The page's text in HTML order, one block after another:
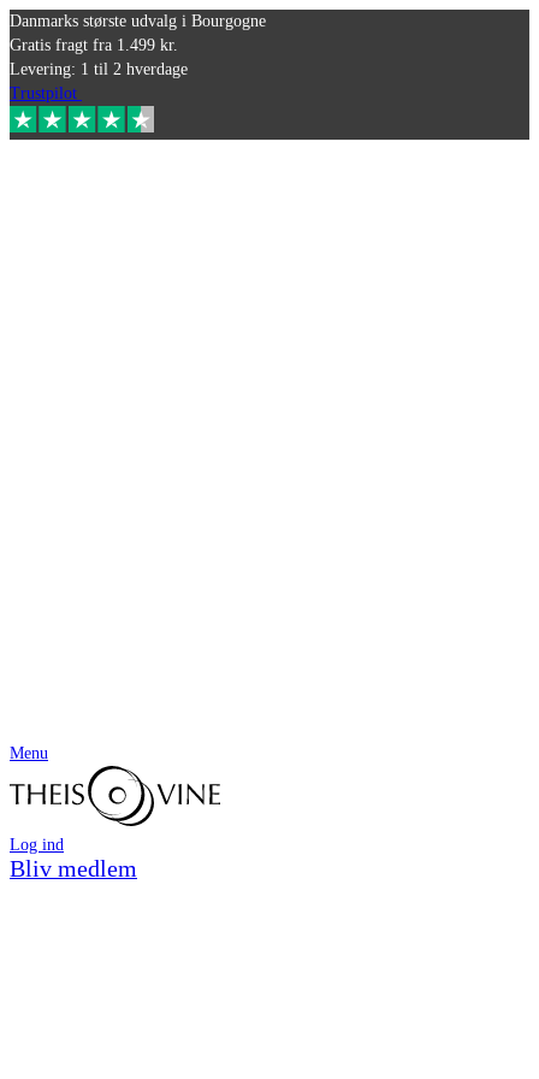
Danmarks største udvalg i Bourgogne
Gratis fragt fra 1.499 kr.
Levering: 1 til 2 hverdage
Trustpilot
Menu
Log ind
Bliv medlem